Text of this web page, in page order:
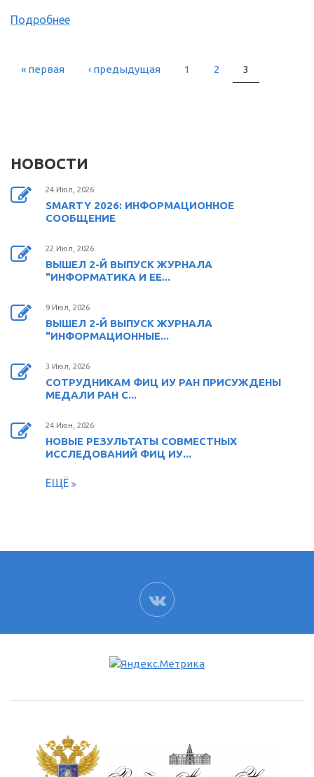
Подробнее
СТРАНИЦЫ
« первая ‹ предыдущая 1 2 3
НОВОСТИ
24 Июл, 2026
SMARTY 2026: ИНФОРМАЦИОННОЕ
СООБЩЕНИЕ
22 Июл, 2026
ВЫШЕЛ 2-Й ВЫПУСК ЖУРНАЛА
"ИНФОРМАТИКА И ЕЕ...
9 Июл, 2026
ВЫШЕЛ 2-Й ВЫПУСК ЖУРНАЛА
"ИНФОРМАЦИОННЫЕ...
3 Июл, 2026
СОТРУДНИКАМ ФИЦ ИУ РАН ПРИСУЖДЕНЫ
МЕДАЛИ РАН С...
24 Июн, 2026
НОВЫЕ РЕЗУЛЬТАТЫ СОВМЕСТНЫХ
ИССЛЕДОВАНИЙ ФИЦ ИУ...
ЕЩЁ
ВК